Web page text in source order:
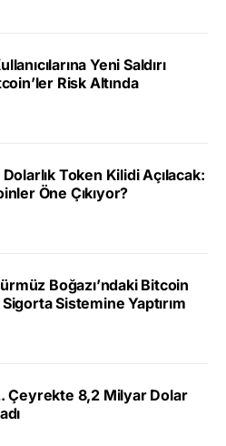
Yeni Saldırı
Risk Altında
Token Kilidi Açılacak:
Öne Çıkıyor?
Boğazı’ndaki Bitcoin
Sistemine Yaptırım
Çeyrekte 8,2 Milyar Dolar